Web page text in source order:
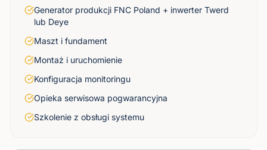
Generator produkcji FNC Poland + inwerter Twerd
lub Deye
Maszt i fundament
Montaż i uruchomienie
Konfiguracja monitoringu
Opieka serwisowa pogwarancyjna
Szkolenie z obsługi systemu